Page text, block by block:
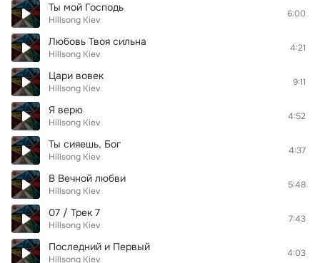
Ты мой Господь
Hillsong Kiev
6:00
Любовь Твоя сильна
Hillsong Kiev
4:21
Цари вовек
Hillsong Kiev
9:11
Я верю
Hillsong Kiev
4:52
Ты сияешь, Бог
Hillsong Kiev
4:37
В Вечной любви
Hillsong Kiev
5:48
07 / Трек 7
Hillsong Kiev
7:43
Последний и Первый
Hillsong Kiev
4:03